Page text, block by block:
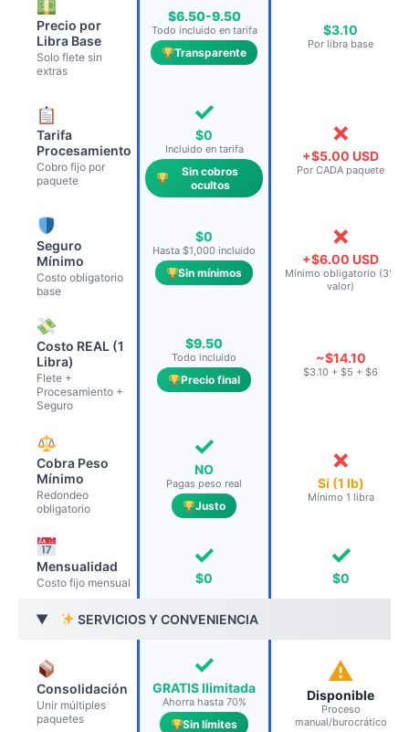
Precio por
Libra Base
Solo flete sin
extras
$6.50-9.50
Todo incluido en tarifa
Transparente
$3.10
Por libra base
Tarifa
Procesamiento
Cobro fijo por
paquete
✓
$0
Incluido en tarifa
Sin cobros
ocultos
✗
+$5.00 USD
Por CADA paquete
Seguro
Mínimo
Costo obligatorio
base
$0
Hasta $1,000 incluido
Sin mínimos
✗
+$6.00 USD
Mínimo obligatorio (3%
valor)
Costo REAL (1
Libra)
Flete +
Procesamiento +
Seguro
$9.50
Todo incluido
Precio final
~$14.10
$3.10 + $5 + $6
Cobra Peso
Mínimo
Redondeo
obligatorio
✓
NO
Pagas peso real
Justo
✗
Sí (1 lb)
Mínimo 1 libra
Mensualidad
Costo fijo mensual
✓
$0
✓
$0
▶ SERVICIOS Y CONVENIENCIA
Consolidación
Unir múltiples
paquetes
✓
GRATIS Ilimitada
Ahorra hasta 70%
Sin límites
⚠
Disponible
Proceso
manual/burocrático